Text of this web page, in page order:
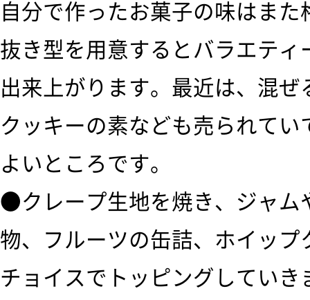
自分で作ったお菓子の味はま
抜き型を用意するとバラエテ
出来上がります。最近は、混
クッキーの素なども売られて
よいところです。
●クレープ生地を焼き、ジャム
物、フルーツの缶詰、ホイッ
チョイスでトッピングしてい